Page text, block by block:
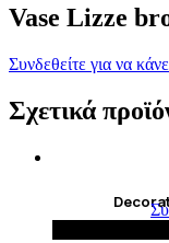
Vase Lizze
Συνδεθείτε για να
Σχετικά